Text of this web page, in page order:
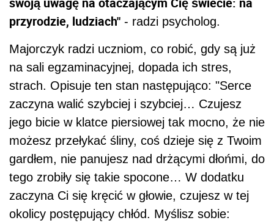
przyrodzie, ludziach" - radzi psycholog.
Majorczyk radzi uczniom, co robić, gdy są już
na sali egzaminacyjnej, dopada ich stres,
strach. Opisuje ten stan następująco: "Serce
zaczyna walić szybciej i szybciej… Czujesz
jego bicie w klatce piersiowej tak mocno, że nie
możesz przełykać śliny, coś dzieje się z Twoim
gardłem, nie panujesz nad drżącymi dłońmi, do
tego zrobiły się takie spocone… W dodatku
zaczyna Ci się kręcić w głowie, czujesz w tej
okolicy postępujący chłód. Myślisz sobie: